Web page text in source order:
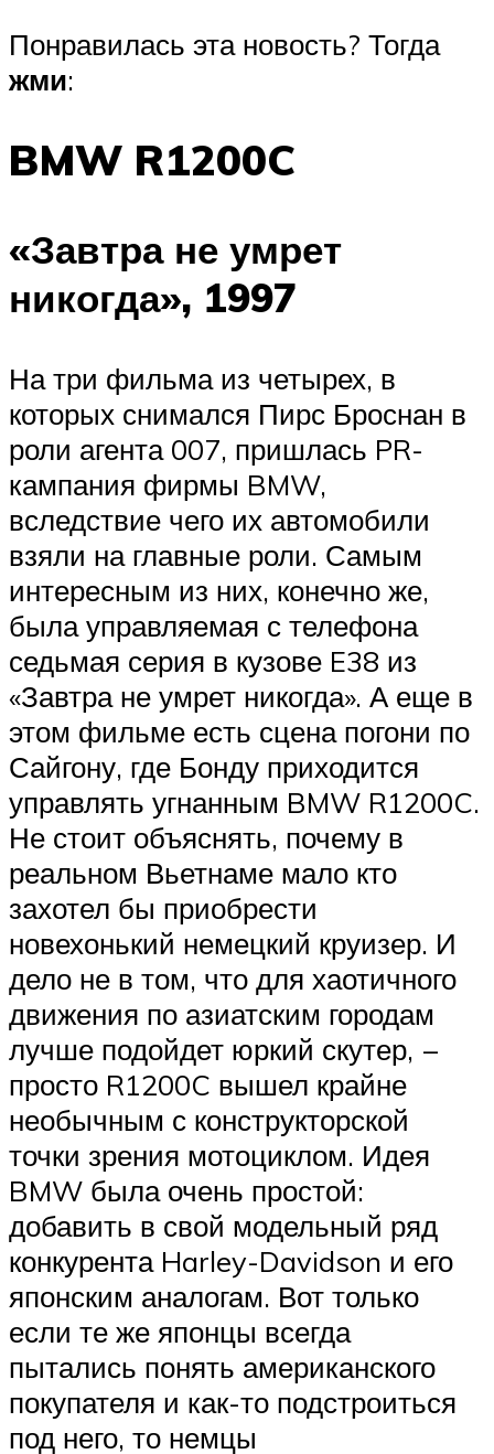
Понравилась эта новость? Тогда
жми:
BMW R1200C
«Завтра не умрет
никогда», 1997
На три фильма из четырех, в
которых снимался Пирс Броснан в
роли агента 007, пришлась PR-
кампания фирмы BMW,
вследствие чего их автомобили
взяли на главные роли. Самым
интересным из них, конечно же,
была управляемая с телефона
седьмая серия в кузове E38 из
«Завтра не умрет никогда». А еще в
этом фильме есть сцена погони по
Сайгону, где Бонду приходится
управлять угнанным BMW R1200C.
Не стоит объяснять, почему в
реальном Вьетнаме мало кто
захотел бы приобрести
новехонький немецкий круизер. И
дело не в том, что для хаотичного
движения по азиатским городам
лучше подойдет юркий скутер, –
просто R1200C вышел крайне
необычным с конструкторской
точки зрения мотоциклом. Идея
BMW была очень простой:
добавить в свой модельный ряд
конкурента Harley-Davidson и его
японским аналогам. Вот только
если те же японцы всегда
пытались понять американского
покупателя и как-то подстроиться
под него, то немцы